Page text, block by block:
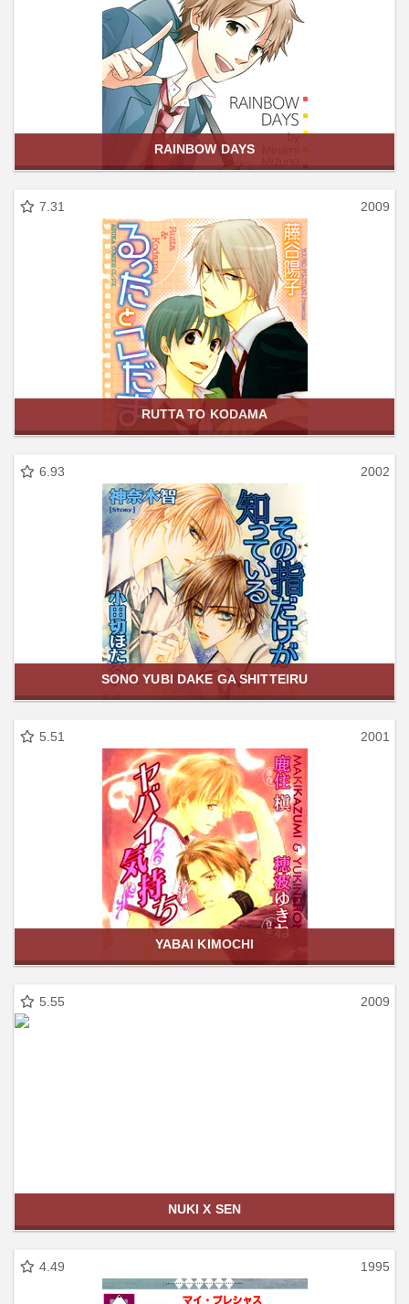
RAINBOW DAYS
7.31 2009
RUTTA TO KODAMA
6.93 2002
SONO YUBI DAKE GA SHITTEIRU
5.51 2001
YABAI KIMOCHI
5.55 2009
NUKI X SEN
4.49 1995